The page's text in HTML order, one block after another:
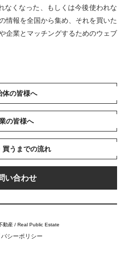
なくなった、もしくは今後使われな
情報を全国から集め、それを買いた
企業とマッチングするためのウェブ
体の皆様へ
の皆様へ
買うまでの流れ
い合わせ
動産 / Real Public Estate
シーポリシー